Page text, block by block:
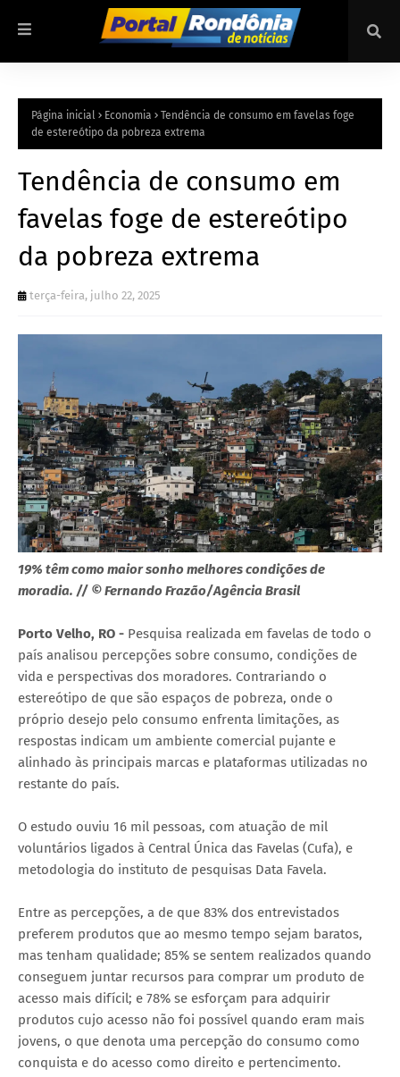
Página inicial Economia
Tendência de consumo em favelas foge
de estereótipo da pobreza extrema
Tendência de consumo em
favelas foge de estereótipo
da pobreza extrema
terça-feira, julho 22, 2025
19% têm como maior sonho melhores condições de
moradia. // © Fernando Frazão/Agência Brasil
Porto Velho, RO - Pesquisa realizada em favelas de todo o
país analisou percepções sobre consumo, condições de
vida e perspectivas dos moradores. Contrariando o
estereótipo de que são espaços de pobreza, onde o
próprio desejo pelo consumo enfrenta limitações, as
respostas indicam um ambiente comercial pujante e
alinhado às principais marcas e plataformas utilizadas no
restante do país.
O estudo ouviu 16 mil pessoas, com atuação de mil
voluntários ligados à Central Única das Favelas (Cufa), e
metodologia do instituto de pesquisas Data Favela.
Entre as percepções, a de que 83% dos entrevistados
preferem produtos que ao mesmo tempo sejam baratos,
mas tenham qualidade; 85% se sentem realizados quando
conseguem juntar recursos para comprar um produto de
acesso mais difícil; e 78% se esforçam para adquirir
produtos cujo acesso não foi possível quando eram mais
jovens, o que denota uma percepção do consumo como
conquista e do acesso como direito e pertencimento.